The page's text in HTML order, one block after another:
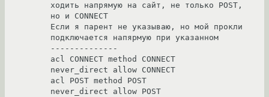
ходить напрямую на сайт, не только POST,
но и CONNECT
Если я парент не указываю, но мой прокли
подключается напярмую при указанном
--------------
acl CONNECT method CONNECT
never_direct allow CONNECT
acl POST method POST
never_direct allow POST